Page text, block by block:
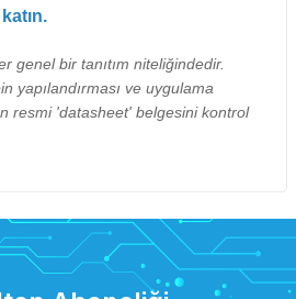
genel bir tanıtım niteliğindedir.
yapılandırması ve uygulama
resmi 'datasheet' belgesini kontrol